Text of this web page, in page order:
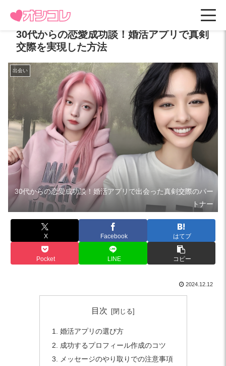
30代からの恋愛成功談！婚活アプリで真剣
交際を実現した方法
出会い
30代からの恋愛成功談！婚活アプリで出会った真剣交際のパー
トナー
X Facebook はてブ
Pocket LINE コピー
2024.12.12
目次
婚活アプリの選び方
成功するプロフィール作成のコツ
メッセージのやり取りでの注意事項